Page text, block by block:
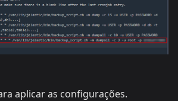
aplicar as configurações.